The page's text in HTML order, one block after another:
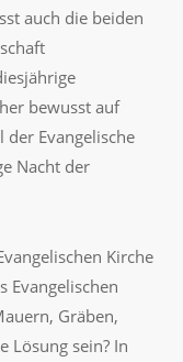
auch die beiden
bewusst auf
der Evangelische
Nacht der
Kirche
Evangelischen
Gräben,
Lösung sein? In